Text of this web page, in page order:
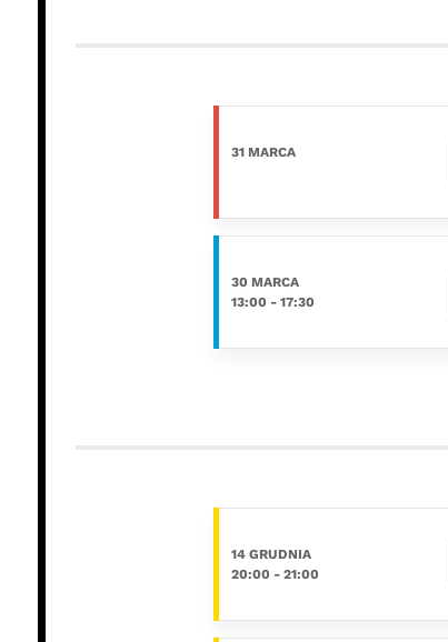
31 MARCA
30 MARCA
13:00 - 17:30
14 GRUDNIA
20:00 - 21:00